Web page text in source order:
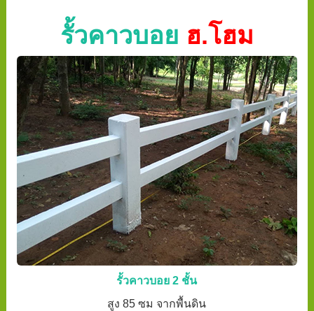
รั้วคาวบอย ฮ.โฮม
รั้วคาวบอย 2 ชั้น
สูง 85 ซม จากพื้นดิน